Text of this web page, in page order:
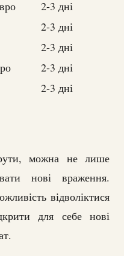
2-3 дні
2-3 дні
2-3 дні
2-3 дні
2-3 дні
можна не лише
нові враження.
відволіктися
для себе нові